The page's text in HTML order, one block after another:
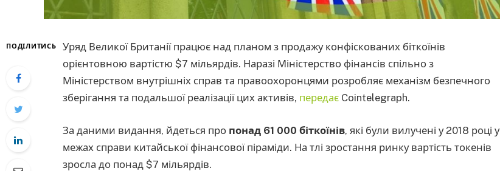
ПОДІЛИТИСЬ
Уряд Великої Британії працює над планом з продажу конфіскованих біткоїнів
орієнтовною вартістю $7 мільярдів. Наразі Міністерство фінансів спільно з
Міністерством внутрішніх справ та правоохоронцями розробляє механізм безпечного
зберігання та подальшої реалізації цих активів, передає Cointelegraph.
За даними видання, йдеться про понад 61 000 біткоїнів, які були вилучені у 2018 році у
межах справи китайської фінансової піраміди. На тлі зростання ринку вартість токенів
зросла до понад $7 мільярдів.